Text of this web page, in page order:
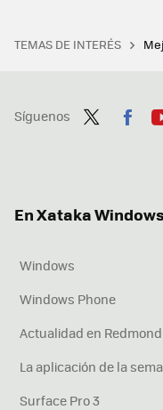
TEMAS DE INTERÉS
Síguenos
En Xataka
Windows
Windows Phone
Actualidad en Redmond
La aplicación de la
Surface Pro 3